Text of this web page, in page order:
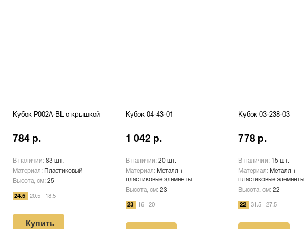
Кубок P002A-BL с крышкой
784 р.
В наличии: 83 шт.
Материал:
Пластиковый
Высота, см: 25
24.5 20.5 18.5
Купить
Кубок 04-43-01
1 042 р.
В наличии: 20 шт.
Материал: Металл +
пластиковые элементы
Высота, см: 23
23 16 20
Кубок 03-238-03
778 р.
В наличии: 15 шт.
Материал: Металл +
пластиковые элементы
Высота, см: 22
22 31.5 27.5